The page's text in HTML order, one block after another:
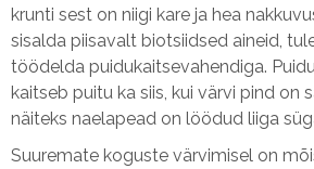
krunti sest on niigi kare ja hea
sisalda piisavalt biotsiidsed aineid,
töödelda puidukaitsevahendiga.
kaitseb puitu ka siis, kui värvi pind on
näiteks naelapead on löödud liiga
Suuremate koguste värvimisel on